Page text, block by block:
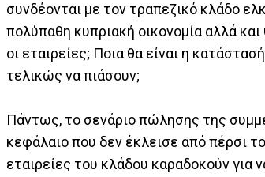
συνδέονται με τον τραπεζικό κλάδο
πολύπαθη κυπριακή οικονομία αλλά
οι εταιρείες; Ποια θα είναι η
τελικώς να πιάσουν;
Πάντως, το σενάριο πώλησης της
κεφάλαιο που δεν έκλεισε από πέρσι
εταιρείες του κλάδου καραδοκούν